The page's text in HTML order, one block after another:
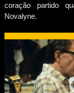
coração partido
Novalyne.